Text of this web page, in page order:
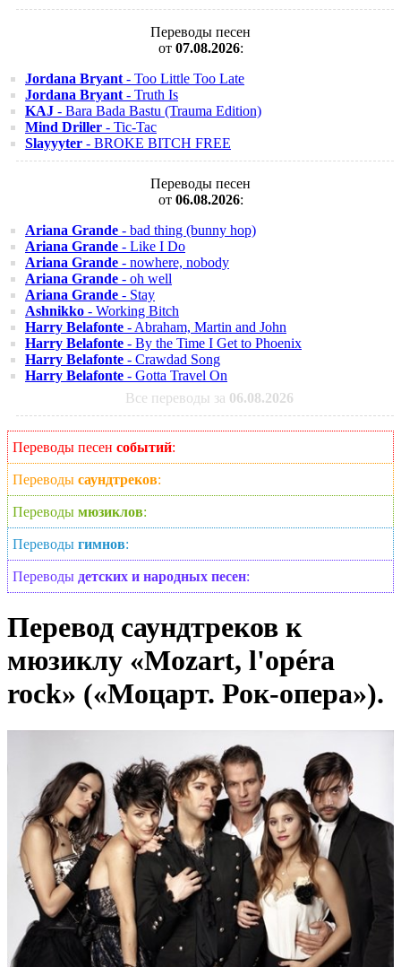
Переводы песен
от 07.08.2026:
Jordana Bryant - Too Little Too Late
Jordana Bryant - Truth Is
KAJ - Bara Bada Bastu (Trauma Edition)
Mind Driller - Tic-Tac
Slayyyter - BROKE BITCH FREE
Переводы песен
от 06.08.2026:
Ariana Grande - bad thing (bunny hop)
Ariana Grande - Like I Do
Ariana Grande - nowhere, nobody
Ariana Grande - oh well
Ariana Grande - Stay
Ashnikko - Working Bitch
Harry Belafonte - Abraham, Martin and John
Harry Belafonte - By the Time I Get to Phoenix
Harry Belafonte - Crawdad Song
Harry Belafonte - Gotta Travel On
Все переводы за 06.08.2026
Переводы песен событий:
Переводы саундтреков:
Переводы мюзиклов:
Переводы гимнов:
Переводы детских и народных песен:
Перевод саундтреков к
мюзиклу «Mozart, l'opéra
rock» («Моцарт. Рок-опера»).